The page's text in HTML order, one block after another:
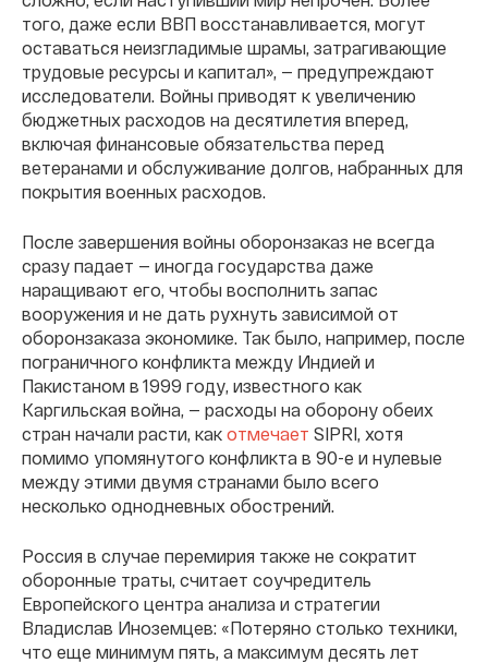
того, даже если ВВП восстанавливается, могут
оставаться неизгладимые шрамы, затрагивающие
трудовые ресурсы и капитал», — предупреждают
исследователи. Войны приводят к увеличению
бюджетных расходов на десятилетия вперед,
включая финансовые обязательства перед
ветеранами и обслуживание долгов, набранных для
покрытия военных расходов.
После завершения войны оборонзаказ не всегда
сразу падает — иногда государства даже
наращивают его, чтобы восполнить запас
вооружения и не дать рухнуть зависимой от
оборонзаказа экономике. Так было, например, после
пограничного конфликта между Индией и
Пакистаном в 1999 году, известного как
Каргильская война, — расходы на оборону обеих
стран начали расти, как отмечает SIPRI, хотя
помимо упомянутого конфликта в 90-е и нулевые
между этими двумя странами было всего
несколько однодневных обострений.
Россия в случае перемирия также не сократит
оборонные траты, считает соучредитель
Европейского центра анализа и стратегии
Владислав Иноземцев: «Потеряно столько техники,
что еще минимум пять, а максимум десять лет